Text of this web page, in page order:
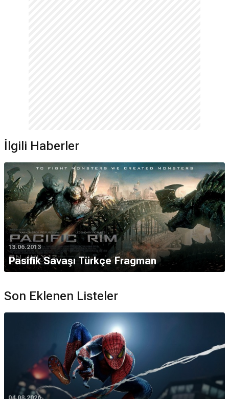
İlgili Haberler
13.06.2013
Pasifik Savaşı Türkçe Fragman
Son Eklenen Listeler